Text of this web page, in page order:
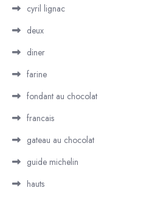
cyril lignac
deux
diner
farine
fondant au chocolat
francais
gateau au chocolat
guide michelin
hauts